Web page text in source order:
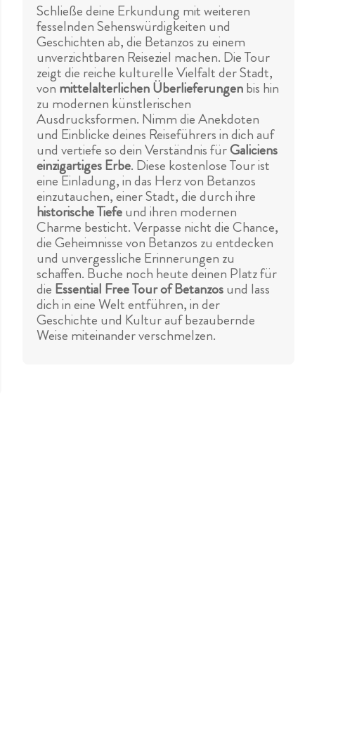
Schließe deine Erkundung mit weiteren
fesselnden Sehenswürdigkeiten und
Geschichten ab, die Betanzos zu einem
unverzichtbaren Reiseziel machen. Die Tour
zeigt die reiche kulturelle Vielfalt der Stadt,
von mittelalterlichen Überlieferungenbis hin
zu modernen künstlerischen
Ausdrucksformen. Nimm die Anekdoten
und Einblicke deines Reiseführers in dich auf
und vertiefe so dein Verständnis fürGaliciens
einzigartiges Erbe. Diese kostenlose Tour ist
eine Einladung, in das Herz von Betanzos
einzutauchen, einer Stadt, die durch ihre
historische Tiefeund ihren modernen
Charme besticht. Verpasse nicht die Chance,
die Geheimnisse von Betanzos zu entdecken
und unvergessliche Erinnerungen zu
schaffen. Buche noch heute deinen Platz für
die Essential Free Tour of Betanzosund lass
dich in eine Welt entführen, in der
Geschichte und Kultur auf bezaubernde
Weise miteinander verschmelzen.